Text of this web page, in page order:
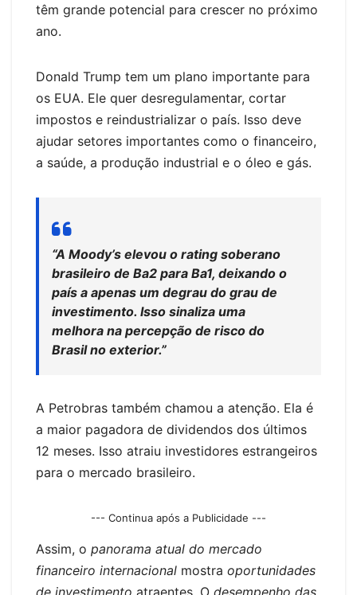
têm grande potencial para crescer no próximo
ano.
Donald Trump tem um plano importante para
os EUA. Ele quer desregulamentar, cortar
impostos e reindustrializar o país. Isso deve
ajudar setores importantes como o financeiro,
a saúde, a produção industrial e o óleo e gás.
“A Moody’s elevou o rating soberano
brasileiro de Ba2 para Ba1, deixando o
país a apenas um degrau do grau de
investimento. Isso sinaliza uma
melhora na percepção de risco do
Brasil no exterior.”
A Petrobras também chamou a atenção. Ela é
a maior pagadora de dividendos dos últimos
12 meses. Isso atraiu investidores estrangeiros
para o mercado brasileiro.
--- Continua após a Publicidade ---
Assim, o panorama atual do mercado
financeiro internacional mostra oportunidades